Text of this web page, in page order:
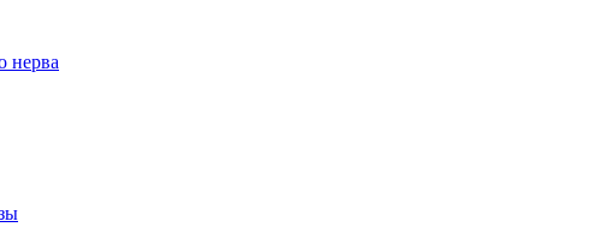
нерва